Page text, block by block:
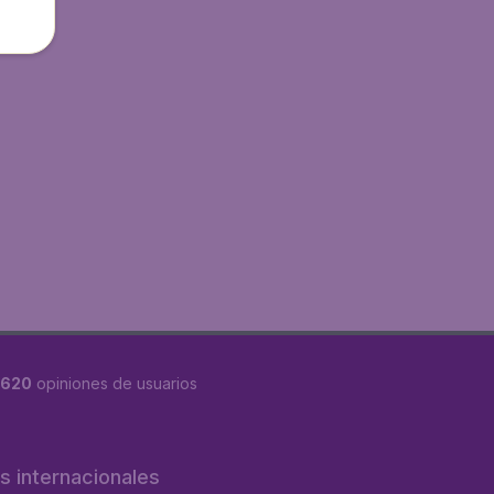
opiniones de usuarios
internacionales